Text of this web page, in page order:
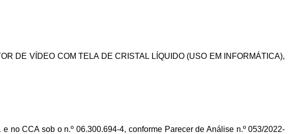
DE VÍDEO COM TELA DE CRISTAL LÍQUIDO (USO EM INFORMÁTICA),
no CCA sob o n.º 06.300.694-4, conforme Parecer de Análise n.º 053/2022-